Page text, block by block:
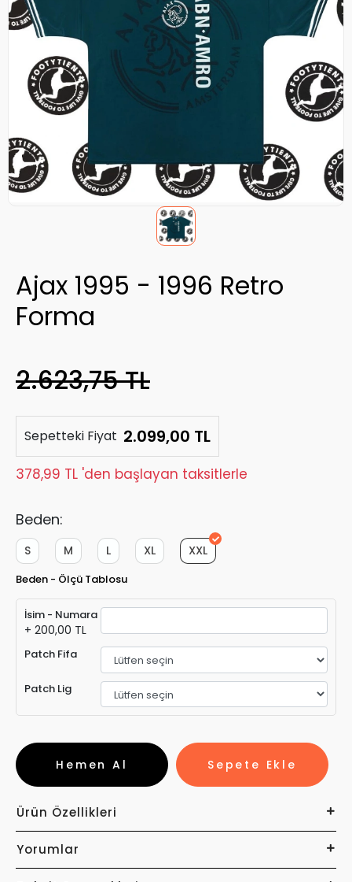
Ajax 1995 - 1996 Retro
Forma
2.623,75 TL
Sepetteki Fiyat 2.099,00 TL
378,99 TL 'den başlayan taksitlerle
Beden:
XXL
XL
L
M
S
Beden - Ölçü Tablosu
İsim - Numara
+ 200,00 TL
Patch Fifa
Patch Lig
Sepete Ekle
Hemen Al
Ürün Özellikleri
Yorumlar